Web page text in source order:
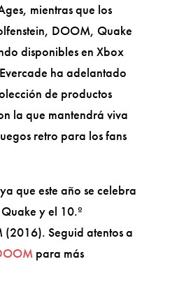
mientras que los
DOOM, Quake
disponibles en Xbox
ha adelantado
de productos
la que mantendrá viva
retro para los fans
que este año se celebra
y el 10.º
Seguid atentos a
para más